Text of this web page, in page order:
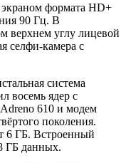
формата HD+
90 Гц. В
верхнем углу лицевой
селфи-камера с
система
восемь ядер с
610 и модем
поколения.
6 ГБ. Встроенный
ГБ данных.